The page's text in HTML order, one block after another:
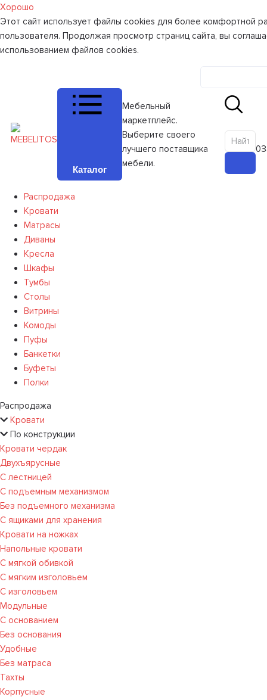
Хорошо
Этот сайт использует файлы cookies для более комфортной
пользователя. Продолжая просмотр страниц сайта, вы
использованием файлов cookies.
Каталог
Мебельный
маркетплейс.
Выберите своего
лучшего поставщика
мебели.
0
Распродажа
Кровати
Матрасы
Диваны
Кресла
Шкафы
Тумбы
Столы
Витрины
Комоды
Пуфы
Банкетки
Буфеты
Полки
Распродажа
Кровати
По конструкции
Кровати чердак
Двухъярусные
С лестницей
С подъемным механизмом
Без подъемного механизма
С ящиками для хранения
Кровати на ножках
Напольные кровати
С мягкой обивкой
С мягким изголовьем
С изголовьем
Модульные
С основанием
Без основания
Удобные
Без матраса
Тахты
Корпусные